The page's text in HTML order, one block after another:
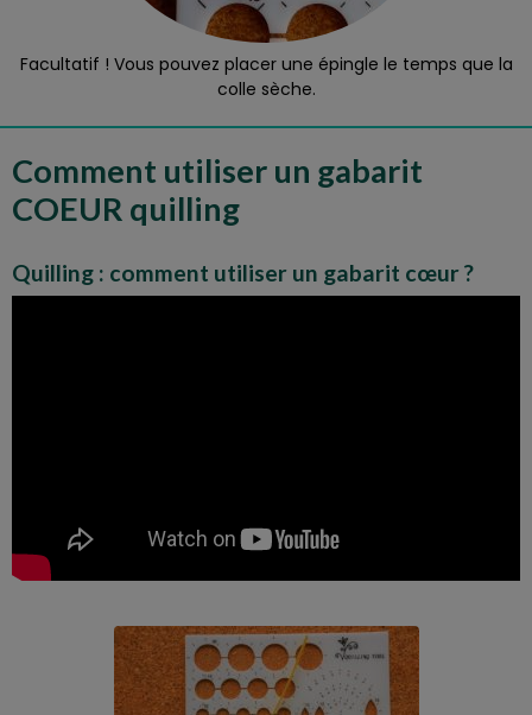
Facultatif ! Vous pouvez placer une épingle le temps que la
colle sèche.
Comment utiliser un gabarit
COEUR quilling
Quilling : comment utiliser un gabarit cœur ?